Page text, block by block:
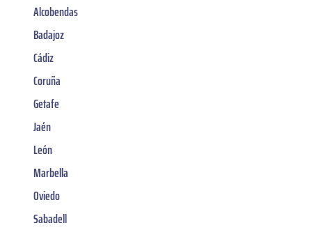
Alcobendas
Badajoz
Cádiz
Coruña
Getafe
Jaén
León
Marbella
Oviedo
Sabadell